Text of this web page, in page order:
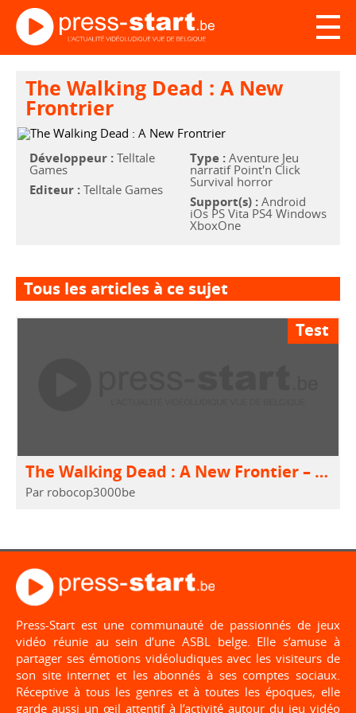
The Walking Dead : A New
Frontrier
Développeur : Telltale
Games
Editeur : Telltale Games
Type : Aventure Jeu
narratif Point'n Click
Survival horror
Support(s) : Android
iOs PS Vita PS4 Windows
XboxOne
Tous les articles à ce sujet
Test
The Walking Dead : A New Frontier – Les aventures de Clémentine
Par robocop3000be
Press-Start est une communauté de passionnés de jeux
vidéo réunie au sein d’une ASBL belge. Elle s’amuse à
partager ses émotions vidéoludiques avec les visiteurs de
son site internet et les abonnés à ses comptes sociaux.
Réceptive à tous les genres et à toutes les époques, elle
garde aussi un œil attentif à l’activité autour du jeu vidéo